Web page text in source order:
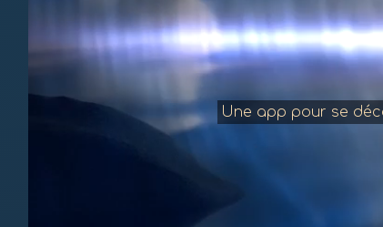
Une app pour se